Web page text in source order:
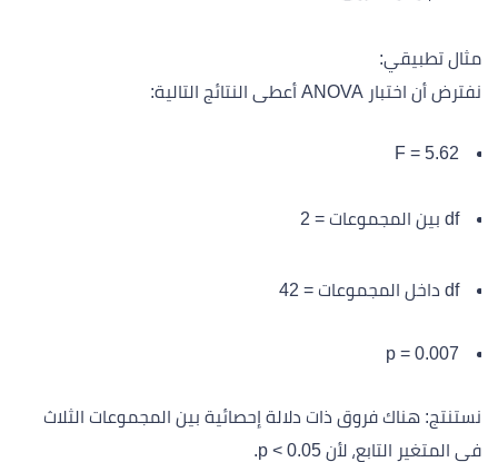
مثال تطبيقي:
نفترض أن اختبار ANOVA أعطى النتائج التالية:
F = 5.62
df بين المجموعات = 2
df داخل المجموعات = 42
p = 0.007
نستنتج: هناك فروق ذات دلالة إحصائية بين المجموعات الثلاث
في المتغير التابع، لأن p < 0.05.